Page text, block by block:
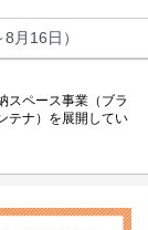
月16日）
スペース事業（ブラ
テナ）を展開してい